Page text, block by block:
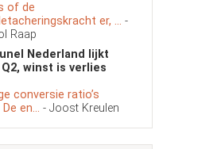
of de
er, ... -
Raap
Nederland lijkt
winst is verlies
conversie ratio’s
en... - Joost Kreulen